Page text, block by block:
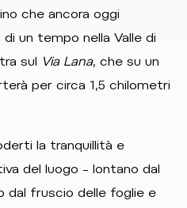
che ancora oggi
un tempo nella Valle di
sul Via Lana, che su un
per circa 1,5 chilometri
la tranquillità e
del luogo – lontano dal
dal fruscio delle foglie e